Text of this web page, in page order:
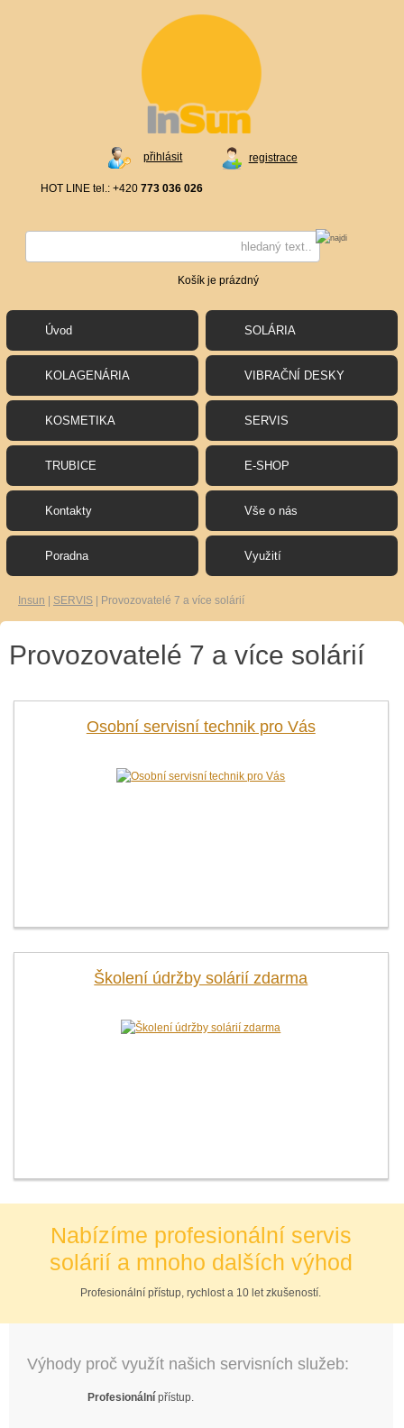
registrace
přihlásit
HOT LINE tel.: +420 773 036 026
Košík je prázdný
Úvod SOLÁRIA
KOLAGENÁRIA VIBRAČNÍ DESKY
KOSMETIKA SERVIS
TRUBICE E-SHOP
Kontakty Vše o nás
Poradna Využití
Insun SERVIS Provozovatelé 7 a více solárií
Provozovatelé 7 a více solárií
Osobní servisní technik pro Vás
Školení údržby solárií zdarma
Nabízíme profesionální servis
solárií a mnoho dalších výhod
Profesionální přístup, rychlost a 10 let zkušeností.
Výhody proč využít našich servisních služeb:
Profesionální přístup.